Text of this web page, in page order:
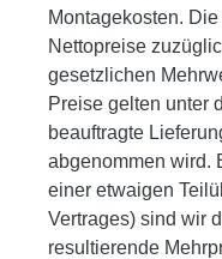
Montagekosten.
Nettopreise
gesetzlichen
Preise gelten unter
beauftragte
abgenommen wird.
einer etwaigen
Vertrages) sind wir
resultierende